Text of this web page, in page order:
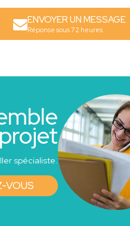
ENVOYER UN MESSAGE
Réponse sous 72 heures
spécialiste.
VOUS